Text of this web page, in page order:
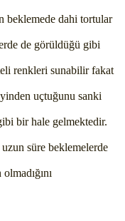
beklemede dahi tortular
de görüldüğü gibi
renkleri sunabilir fakat
uçtuğunu sanki
bir hale gelmektedir.
süre beklemelerde